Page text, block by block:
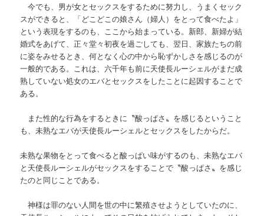
今でも、男が女とセックスをするために努力し、うまくセック
スができると、「どこどこの娘さん（婦人）をとって食べたよ」
という表現をするのも、ここから始まっている。新郎、新婦が結
婚式をあげて、正々堂々初夜を過ごしても、翌日、家族たちの前
に姿をみせるとき、何となく心の中から恥ずかしさを感じるのが
一般的である。これは、六千年も前に天使長ルーシェルがまだ成
熟していない処女のエバとセックスをしたことに起因することで
ある。
また性的な行為をするときに 〝酸っぱさ〟 を感じるということ
も、未熟なエバが天使長ルーシェルとセックスをしたからだ。
未熟な果物をとって食べると酸っぱい味がするのも、未熟なエバ
と天使長ルーシェルがセックスをすることで 〝酸っぱさ〟 を感じ
たのと同じことである。
神様は罪のない人間を世の中に繁殖させようとしていたのに、